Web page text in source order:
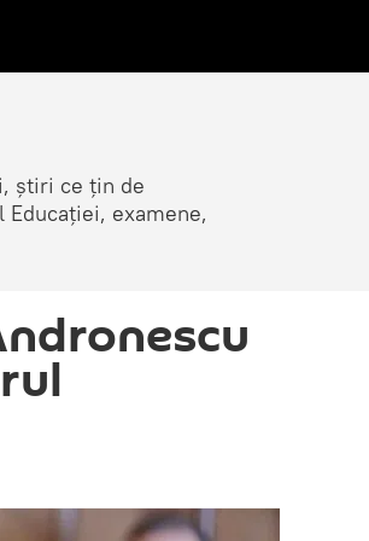
știri ce țin de
examene,